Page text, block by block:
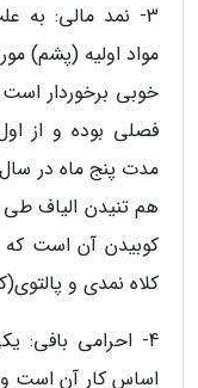
3- نمد مالی: به
مواد اولیه (پشم)
خوبی برخوردار
فصلی بوده و از
مدت پنج ماه در سال
هم تنیدن الیاف
کوبیدن آن است که
کلاه نمدی و
4- احرامی بافی:
اساس کار آن است و